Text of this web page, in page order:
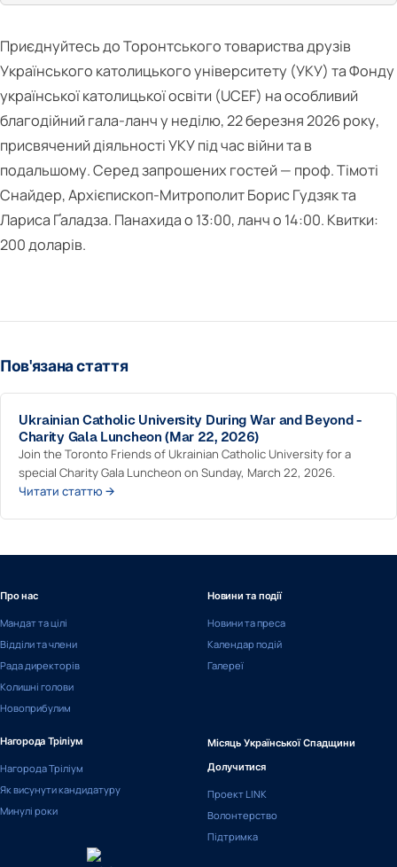
Приєднуйтесь до Торонтського товариства друзів
Українського католицького університету (УКУ) та Фонду
української католицької освіти (UCEF) на особливий
благодійний гала-ланч у неділю, 22 березня 2026 року,
присвячений діяльності УКУ під час війни та в
подальшому. Серед запрошених гостей — проф. Тімоті
Снайдер, Архієпископ-Митрополит Борис Гудзяк та
Лариса Ґаладза. Панахида о 13:00, ланч о 14:00. Квитки:
200 доларів.
Пов'язана стаття
Ukrainian Catholic University During War and Beyond -
Charity Gala Luncheon (Mar 22, 2026)
Join the Toronto Friends of Ukrainian Catholic University for a
special Charity Gala Luncheon on Sunday, March 22, 2026.
Читати статтю →
Про нас
Мандат та цілі
Відділи та члени
Рада директорів
Колишні голови
Новоприбулим
Новини та події
Новини та преса
Календар подій
Галереї
Нагорода Тріліум
Нагорода Тріліум
Як висунути кандидатуру
Минулі роки
Місяць Української Спадщини
Долучитися
Проект LINK
Волонтерство
Підтримка